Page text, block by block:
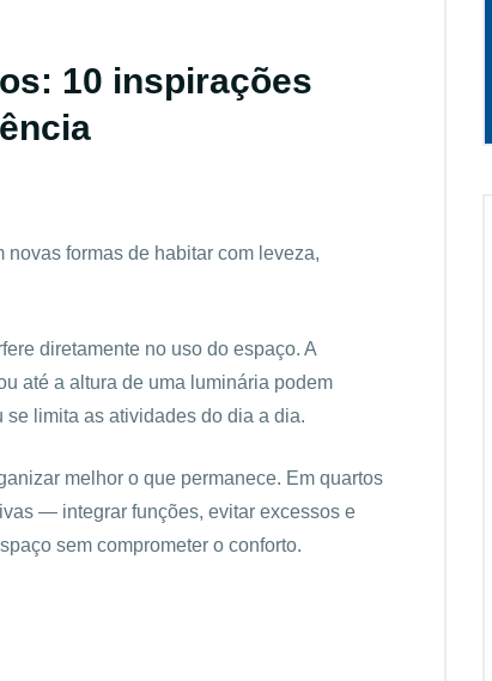
10 inspirações
formas de habitar com leveza,
diretamente no uso do espaço. A
até a altura de uma luminária podem
limita as atividades do dia a dia.
melhor o que permanece. Em quartos
— integrar funções, evitar excessos e
sem comprometer o conforto.